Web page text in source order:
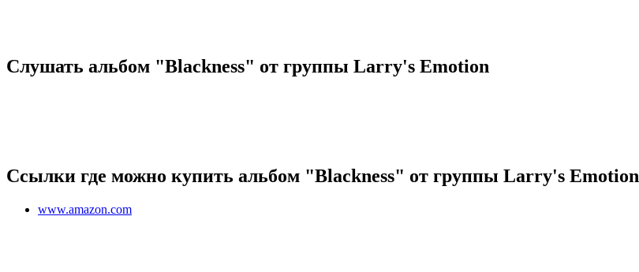
Слушать альбом "Blackness" от группы Larry's Emotion
Ссылки где можно купить альбом "Blackness" от группы Larry's Emotion
www.amazon.com